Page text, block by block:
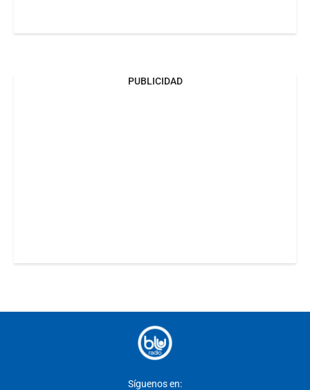
PUBLICIDAD
Síguenos en: